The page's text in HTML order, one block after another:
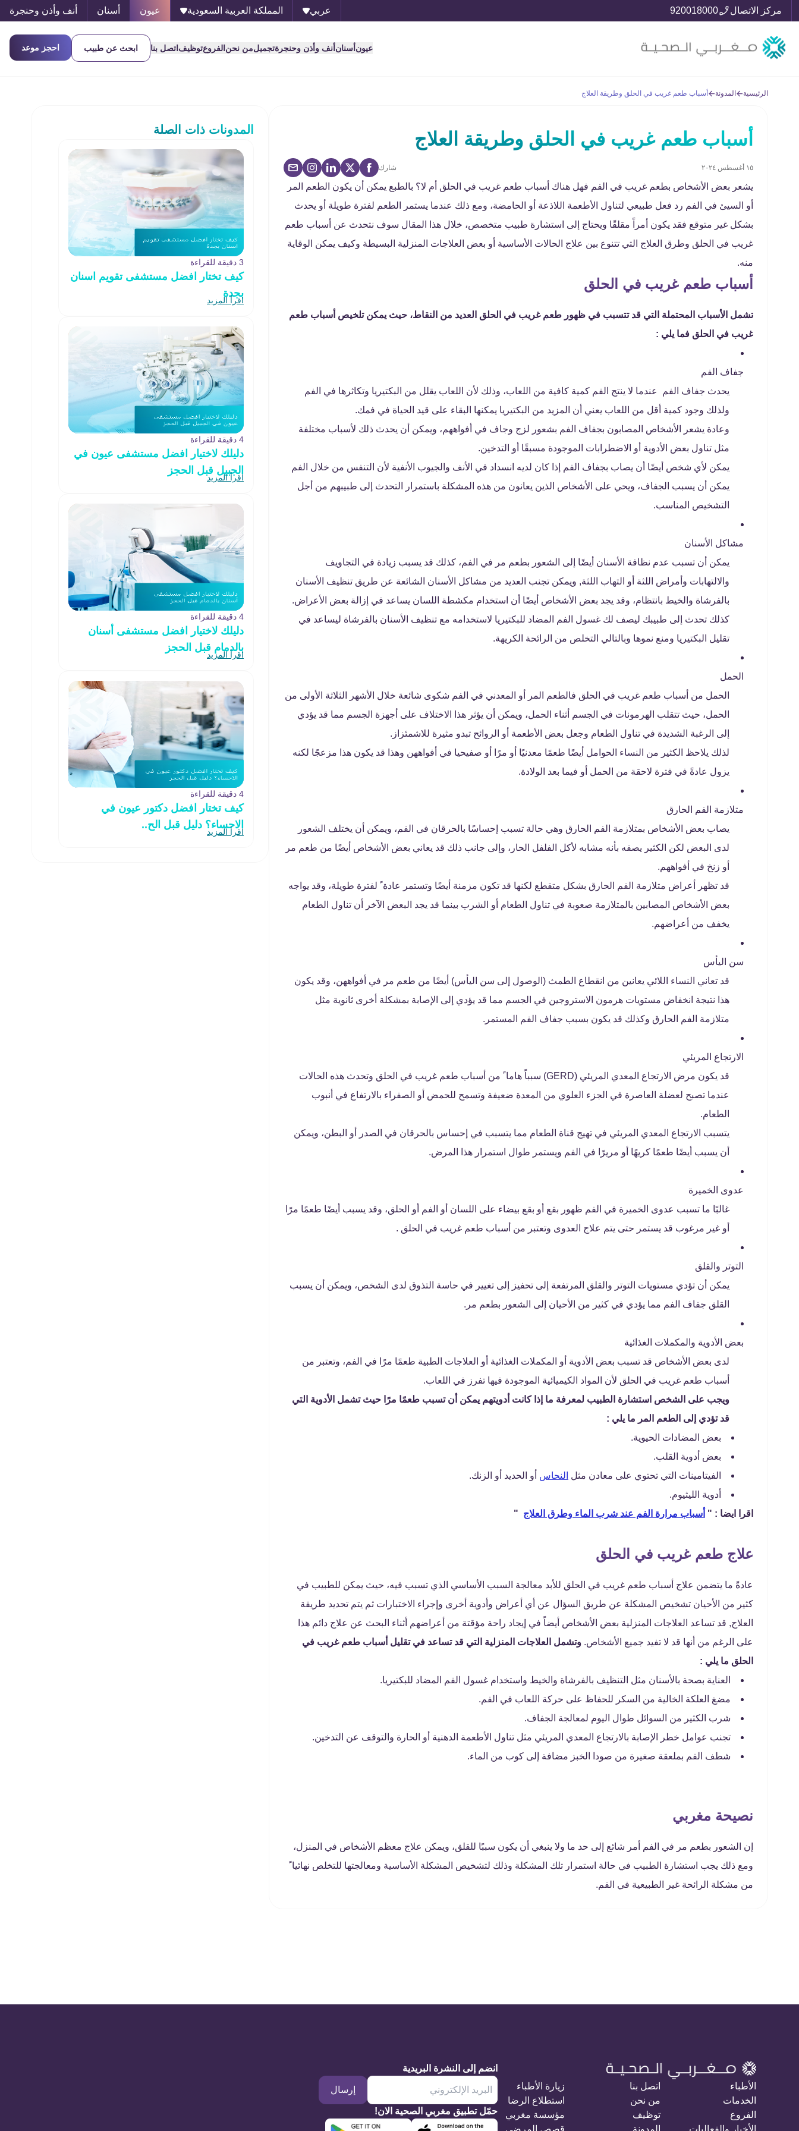
مركز الاتصال 920018000 عربي المملكة العربية السعودية عيون أسنان أنف وأذن وحنجرة
عيون أسنان أنف وأذن وحنجرةتجميلمن نحن الفروعتوظيف اتصل بنا ابحث عن طبيب احجز موعد
الرئيسية المدونة أسباب طعم غريب في الحلق وطريقة العلاج
أسباب طعم غريب في الحلق وطريقة العلاج
١٥ أغسطس ٢٠٢٤ شارك
يشعر بعض الأشخاص بطعم غريب في الفم فهل هناك أسباب طعم غريب في الحلق أم لا؟ بالطبع يمكن أن يكون الطعم المر
أو السيئ في الفم رد فعل طبيعي لتناول الأطعمة اللاذعة أو الحامضة، ومع ذلك عندما يستمر الطعم لفترة طويلة أو يحدث
بشكل غير متوقع فقد يكون أمراً مقلقًا ويحتاج إلى استشارة طبيب متخصص، خلال هذا المقال سوف نتحدث عن أسباب طعم
غريب في الحلق وطرق العلاج التي تتنوع بين علاج الحالات الأساسية أو بعض العلاجات المنزلية البسيطة وكيف يمكن الوقاية
منه.
أسباب طعم غريب في الحلق
تشمل الأسباب المحتملة التي قد تتسبب في ظهور طعم غريب في الحلق العديد من النقاط، حيث يمكن تلخيص أسباب طعم
غريب في الحلق فما يلي :
جفاف الفم
يحدث جفاف الفم عندما لا ينتج الفم كمية كافية من اللعاب، وذلك لأن اللعاب يقلل من البكتيريا وتكاثرها في الفم
ولذلك وجود كمية أقل من اللعاب يعني أن المزيد من البكتيريا يمكنها البقاء على قيد الحياة في فمك.
وعادة يشعر الأشخاص المصابون بجفاف الفم بشعور لزج وجاف في أفواههم، ويمكن أن يحدث ذلك لأسباب مختلفة
مثل تناول بعض الأدوية أو الاضطرابات الموجودة مسبقًا أو التدخين.
يمكن لأي شخص أيضًا أن يصاب بجفاف الفم إذا كان لديه انسداد في الأنف والجيوب الأنفية لأن التنفس من خلال الفم
يمكن أن يسبب الجفاف، ويحي على الأشخاص الذين يعانون من هذه المشكلة باستمرار التحدث إلى طبيبهم من أجل
التشخيص المناسب.
مشاكل الأسنان
يمكن أن تسبب عدم نظافة الأسنان أيضًا إلى الشعور بطعم مر في الفم، كذلك قد يسبب زيادة في التجاويف
والالتهابات وأمراض اللثة أو التهاب اللثة, ويمكن تجنب العديد من مشاكل الأسنان الشائعة عن طريق تنظيف الأسنان
بالفرشاة والخيط بانتظام، وقد يجد بعض الأشخاص أيضًا أن استخدام مكشطة اللسان يساعد في إزالة بعض الأعراض.
كذلك تحدث إلى طبيبك ليصف لك غسول الفم المضاد للبكتيريا لاستخدامه مع تنظيف الأسنان بالفرشاة ليساعد في
تقليل البكتيريا ومنع نموها وبالتالي التخلص من الرائحة الكريهة.
الحمل
الحمل من أسباب طعم غريب في الحلق فالطعم المر أو المعدني في الفم شكوى شائعة خلال الأشهر الثلاثة الأولى من
الحمل، حيث تتقلب الهرمونات في الجسم أثناء الحمل، ويمكن أن يؤثر هذا الاختلاف على أجهزة الجسم مما قد يؤدي
إلى الرغبة الشديدة في تناول الطعام وجعل بعض الأطعمة أو الروائح تبدو مثيرة للاشمئزاز.
لذلك يلاحظ الكثير من النساء الحوامل أيضًا طعمًا معدنيًا أو مرًا أو صفيحيا في أفواههن وهذا قد يكون هذا مزعجًا لكنه
يزول عادةً في فترة لاحقة من الحمل أو فيما بعد الولادة.
متلازمة الفم الحارق
يصاب بعض الأشخاص بمتلازمة الفم الحارق وهي حالة تسبب إحساسًا بالحرقان في الفم، ويمكن أن يختلف الشعور
لدى البعض لكن الكثير يصفه بأنه مشابه لأكل الفلفل الحار، وإلى جانب ذلك قد يعاني بعض الأشخاص أيضًا من طعم مر
أو زنخ في أفواههم.
قد تظهر أعراض متلازمة الفم الحارق بشكل متقطع لكنها قد تكون مزمنة أيضًا وتستمر عادة ً لفترة طويلة، وقد يواجه
بعض الأشخاص المصابين بالمتلازمة صعوبة في تناول الطعام أو الشرب بينما قد يجد البعض الآخر أن تناول الطعام
يخفف من أعراضهم.
سن اليأس
قد تعاني النساء اللائي يعانين من انقطاع الطمث (الوصول إلى سن اليأس) أيضًا من طعم مر في أفواههن، وقد يكون
هذا نتيجة انخفاض مستويات هرمون الاستروجين في الجسم مما قد يؤدي إلى الإصابة بمشكلة أخرى ثانوية مثل
متلازمة الفم الحارق وكذلك قد يكون بسبب جفاف الفم المستمر.
الارتجاع المريئي
قد يكون مرض الارتجاع المعدي المريئي (GERD) سبباً هاما ً من أسباب طعم غريب في الحلق وتحدث هذه الحالات
عندما تصبح لعضلة العاصرة في الجزء العلوي من المعدة ضعيفة وتسمح للحمض أو الصفراء بالارتفاع في أنبوب
الطعام.
يتسبب الارتجاع المعدي المريئي في تهيج قناة الطعام مما يتسبب في إحساس بالحرقان في الصدر أو البطن، ويمكن
أن يسبب أيضًا طعمًا كريهًا أو مريرًا في الفم ويستمر طوال استمرار هذا المرض.
عدوى الخميرة
غالبًا ما تسبب عدوى الخميرة في الفم ظهور بقع أو بقع بيضاء على اللسان أو الفم أو الحلق، وقد يسبب أيضًا طعمًا مرًا
أو غير مرغوب قد يستمر حتى يتم علاج العدوى وتعتبر من أسباب طعم غريب في الحلق .
التوتر والقلق
يمكن أن تؤدي مستويات التوتر والقلق المرتفعة إلى تحفيز إلى تغيير في حاسة التذوق لدى الشخص، ويمكن أن يسبب
القلق جفاف الفم مما يؤدي في كثير من الأحيان إلى الشعور بطعم مر.
بعض الأدوية والمكملات الغذائية
لدى بعض الأشخاص قد تسبب بعض الأدوية أو المكملات الغذائية أو العلاجات الطبية طعمًا مرًا في الفم، وتعتبر من
أسباب طعم غريب في الحلق لأن المواد الكيميائية الموجودة فيها تفرز في اللعاب.
ويجب على الشخص استشارة الطبيب لمعرفة ما إذا كانت أدويتهم يمكن أن تسبب طعمًا مرًا حيث تشمل الأدوية التي
قد تؤدي إلى الطعم المر ما يلي :
بعض المضادات الحيوية.
بعض أدوية القلب.
الفيتامينات التي تحتوي على معادن مثل النحاس أو الحديد أو الزنك.
أدوية الليثيوم.
اقرا ايضا : " أسباب مرارة الفم عند شرب الماء وطرق العلاج "
علاج طعم غريب في الحلق
عادةً ما يتضمن علاج أسباب طعم غريب في الحلق للأبد معالجة السبب الأساسي الذي تسبب فيه، حيث يمكن للطبيب في
كثير من الأحيان تشخيص المشكلة عن طريق السؤال عن أي أعراض وأدوية أخرى وإجراء الاختبارات ثم يتم تحديد طريقة
العلاج, قد تساعد العلاجات المنزلية بعض الأشخاص أيضاً في إيجاد راحة مؤقتة من أعراضهم أثناء البحث عن علاج دائم هذا
على الرغم من أنها قد لا تفيد جميع الأشخاص. وتشمل العلاجات المنزلية التي قد تساعد في تقليل أسباب طعم غريب في
الحلق ما يلي :
العناية بصحة بالأسنان مثل التنظيف بالفرشاة والخيط واستخدام غسول الفم المضاد للبكتيريا.
مضغ العلكة الخالية من السكر للحفاظ على حركة اللعاب في الفم.
شرب الكثير من السوائل طوال اليوم لمعالجة الجفاف.
تجنب عوامل خطر الإصابة بالارتجاع المعدي المريئي مثل تناول الأطعمة الدهنية أو الحارة والتوقف عن التدخين.
شطف الفم بملعقة صغيرة من صودا الخبز مضافة إلى كوب من الماء.
نصيحة مغربي
إن الشعور بطعم مر في الفم أمر شائع إلى حد ما ولا ينبغي أن يكون سببًا للقلق، ويمكن علاج معظم الأشخاص في المنزل،
ومع ذلك يجب استشارة الطبيب في حالة استمرار تلك المشكلة وذلك لتشخيص المشكلة الأساسية ومعالجتها للتخلص نهائيا ً
من مشكلة الرائحة غير الطبيعية في الفم.
المدونات ذات الصلة
3 دقيقة للقراءة
كيف تختار افضل مستشفى تقويم اسنان
بجدة
اقرأ المزيد
4 دقيقة للقراءة
دليلك لاختيار افضل مستشفى عيون في
الجبيل قبل الحجز
اقرأ المزيد
4 دقيقة للقراءة
دليلك لاختيار افضل مستشفى أسنان
بالدمام قبل الحجز
اقرأ المزيد
4 دقيقة للقراءة
كيف تختار افضل دكتور عيون في
الاحساء؟ دليل قبل الح..
اقرأ المزيد
الأطباء
الخدمات
الفروع
الأخبار والفعاليات
اتصل بنا
من نحن
توظيف
المدونة
زيارة الأطباء
استطلاع الرضا
مؤسسة مغربي
قصص المرضى
انضم إلى النشرة البريدية
إرسال
حمّل تطبيق مغربي الصحية الان!